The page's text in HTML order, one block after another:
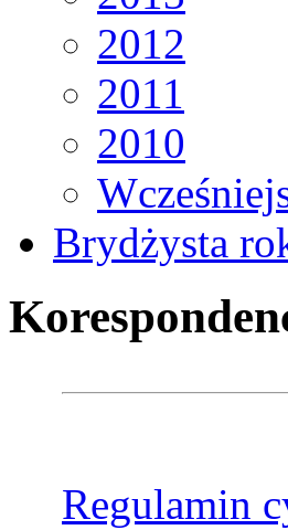
2012
2011
2010
Brydżysta
Regulamin